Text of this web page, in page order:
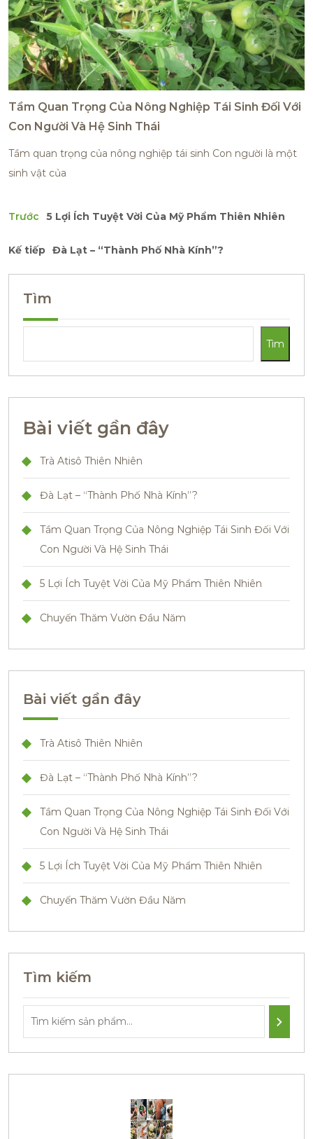
Tầm Quan Trọng Của Nông Nghiệp Tái Sinh Đối Với
Con Người Và Hệ Sinh Thái
Tầm quan trọng của nông nghiệp tái sinh Con người là một
sinh vật của
Trước 5 Lợi Ích Tuyệt Vời Của Mỹ Phẩm Thiên Nhiên
Kế tiếp Đà Lạt – “Thành Phố Nhà Kính”?
Tìm
Tìm
Bài viết gần đây
Trà Atisô Thiên Nhiên
Đà Lạt – “Thành Phố Nhà Kính”?
Tầm Quan Trọng Của Nông Nghiệp Tái Sinh Đối Với
Con Người Và Hệ Sinh Thái
5 Lợi Ích Tuyệt Vời Của Mỹ Phẩm Thiên Nhiên
Chuyến Thăm Vườn Đầu Năm
Bài viết gần đây
Trà Atisô Thiên Nhiên
Đà Lạt – “Thành Phố Nhà Kính”?
Tầm Quan Trọng Của Nông Nghiệp Tái Sinh Đối Với
Con Người Và Hệ Sinh Thái
5 Lợi Ích Tuyệt Vời Của Mỹ Phẩm Thiên Nhiên
Chuyến Thăm Vườn Đầu Năm
Tìm kiếm